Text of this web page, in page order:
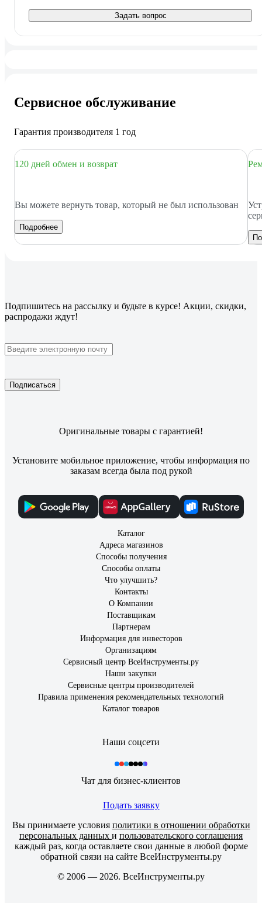
Задать вопрос
Сервисное обслуживание
Гарантия производителя 1 год
120 дней обмен и возврат
Вы можете вернуть товар, который не был использован
Подробнее
Подпишитесь на рассылку и будьте в курсе! Акции, скидки,
распродажи ждут!
Подписаться
Оригинальные товары с гарантией!
Установите мобильное приложение, чтобы информация по
заказам всегда была под рукой
Каталог
Адреса магазинов
Способы получения
Способы оплаты
Что улучшить?
Контакты
О Компании
Поставщикам
Партнерам
Информация для инвесторов
Организациям
Сервисный центр ВсеИнструменты.ру
Наши закупки
Сервисные центры производителей
Правила применения рекомендательных технологий
Каталог товаров
Наши соцсети
Чат для бизнес-клиентов
Подать заявку
Вы принимаете условия политики в отношении обработки
персональных данных и пользовательского соглашения
каждый раз, когда оставляете свои данные в любой форме
обратной связи на сайте ВсеИнструменты.ру
© 2006 — 2026. ВсеИнструменты.ру